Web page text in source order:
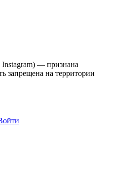
Instagram) — признана
запрещена на территории